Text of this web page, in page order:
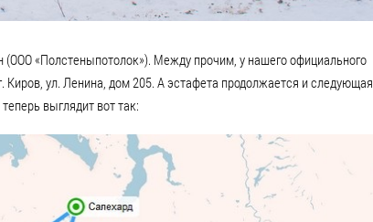
«Полстеныпотолок»). Между прочим, у нашего официального
Киров, ул. Ленина, дом 205. А эстафета продолжается и следующая
выглядит вот так: